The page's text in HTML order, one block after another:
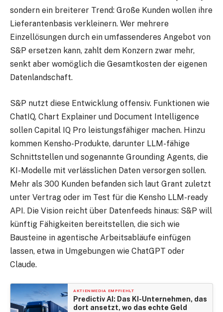
sondern ein breiterer Trend: Große Kunden wollen ihre
Lieferantenbasis verkleinern. Wer mehrere
Einzellösungen durch ein umfassenderes Angebot von
S&P ersetzen kann, zahlt dem Konzern zwar mehr,
senkt aber womöglich die Gesamtkosten der eigenen
Datenlandschaft.
S&P nutzt diese Entwicklung offensiv. Funktionen wie
ChatIQ, Chart Explainer und Document Intelligence
sollen Capital IQ Pro leistungsfähiger machen. Hinzu
kommen Kensho-Produkte, darunter LLM-fähige
Schnittstellen und sogenannte Grounding Agents, die
KI-Modelle mit verlässlichen Daten versorgen sollen.
Mehr als 300 Kunden befanden sich laut Grant zuletzt
unter Vertrag oder im Test für die Kensho LLM-ready
API. Die Vision reicht über Datenfeeds hinaus: S&P will
künftig Fähigkeiten bereitstellen, die sich wie
Bausteine in agentische Arbeitsabläufe einfügen
lassen, etwa in Umgebungen wie ChatGPT oder
Claude.
AKTIENMEDIA EMPFIEHLT
Predictiv AI: Das KI-Unternehmen, das
dort ansetzt, wo das echte Geld